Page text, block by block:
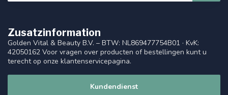
Zusatzinformation
Golden Vital & Beauty B.V. – BTW: NL869477754B01 · KvK:
42050162 Voor vragen over producten of bestellingen kunt u
terecht op onze klantenservicepagina.
Kundendienst